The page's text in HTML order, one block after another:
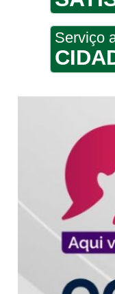
Serviço